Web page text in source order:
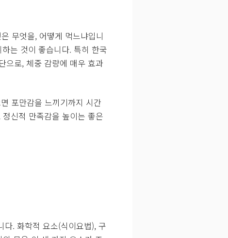
무엇을, 어떻게 먹느냐입니
는 것이 좋습니다. 특히 한국
으로, 체중 감량에 매우 효과
포만감을 느끼기까지 시간
신적 만족감을 높이는 좋은
. 화학적 요소(식이요법), 구